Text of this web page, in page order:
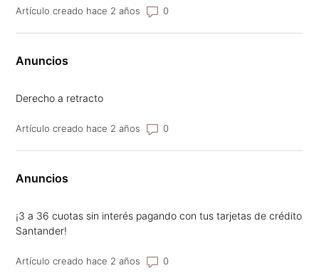
Artículo creado hace 2 años Número de comentarios: 0
Anuncios
Derecho a retracto
Artículo creado hace 2 años Número de comentarios: 0
Anuncios
¡3 a 36 cuotas sin interés pagando con tus tarjetas de crédito
Santander!
Artículo creado hace 2 años Número de comentarios: 0